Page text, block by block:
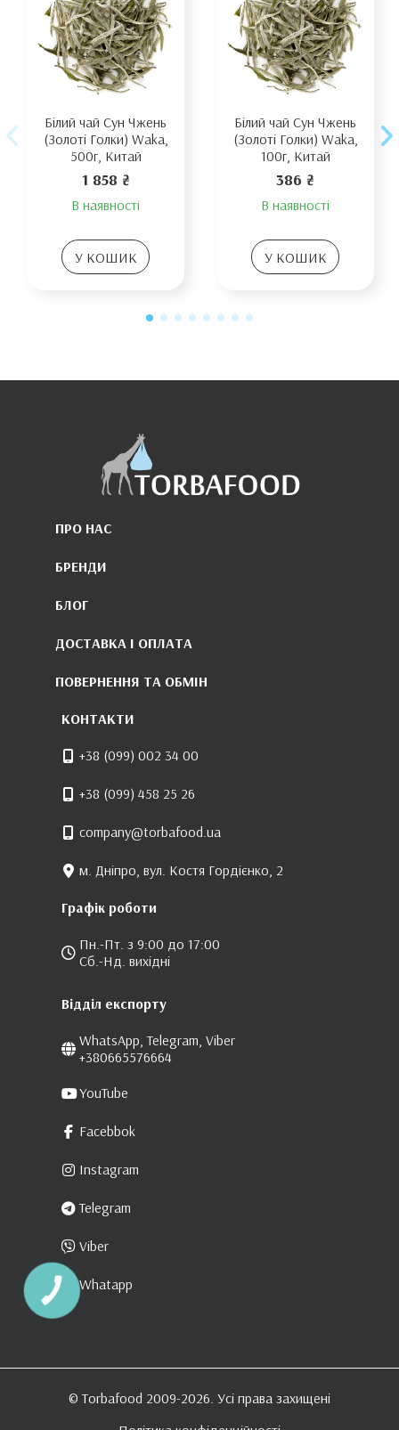
Білий чай Сун Чжень
(Золоті Голки) Waka,
500г, Китай
1 858 ₴
В наявності
У КОШИК
Білий чай Сун Чжень
(Золоті Голки) Waka,
100г, Китай
386 ₴
В наявності
У КОШИК
ПРО НАС
БРЕНДИ
БЛОГ
ДОСТАВКА І ОПЛАТА
ПОВЕРНЕННЯ ТА ОБМІН
КОНТАКТИ
+38 (099) 002 34 00
+38 (099) 458 25 26
company@torbafood.ua
м. Дніпро, вул. Костя Гордієнко, 2
Графік роботи
Пн.-Пт. з 9:00 до 17:00
Сб.-Нд. вихідні
Відділ експорту
WhatsApp, Telegram, Viber
+380665576664
YouTube
Facebbok
Instagram
Telegram
Viber
Whatapp
© Torbafood 2009-2026. Усі права захищені
КНОПКА
ЗВ'ЯЗКУ